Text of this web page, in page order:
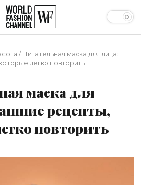
/Питательная маска для лица:
легко повторить
маска для
рецепты,
повторить